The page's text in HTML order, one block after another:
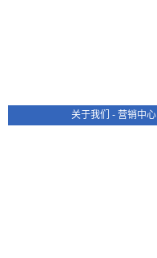
关于我们 - 营销中心